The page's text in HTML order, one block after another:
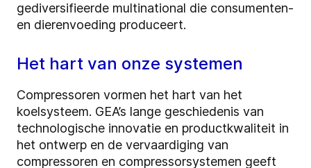
gediversifieerde multinational die consumenten-
en dierenvoeding produceert.
Het hart van onze systemen
Compressoren vormen het hart van het
koelsysteem. GEA’s lange geschiedenis van
technologische innovatie en productkwaliteit in
het ontwerp en de vervaardiging van
compressoren en compressorsystemen geeft